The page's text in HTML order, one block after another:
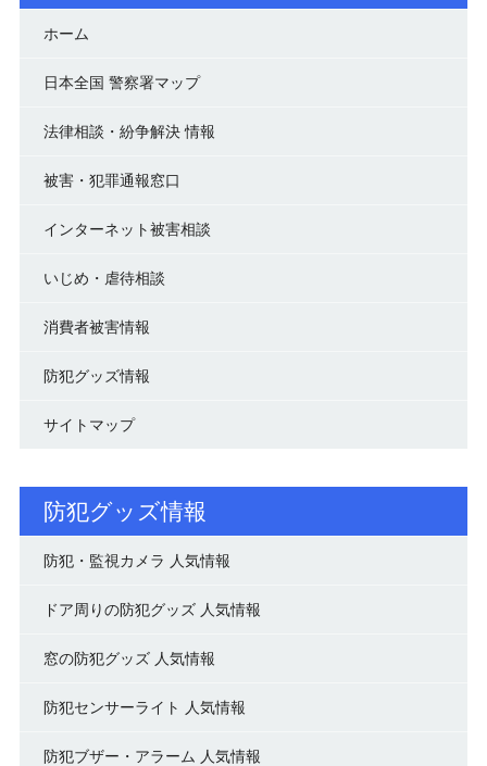
ホーム
日本全国 警察署マップ
法律相談・紛争解決 情報
被害・犯罪通報窓口
インターネット被害相談
いじめ・虐待相談
消費者被害情報
防犯グッズ情報
サイトマップ
防犯グッズ情報
防犯・監視カメラ 人気情報
ドア周りの防犯グッズ 人気情報
窓の防犯グッズ 人気情報
防犯センサーライト 人気情報
防犯ブザー・アラーム 人気情報